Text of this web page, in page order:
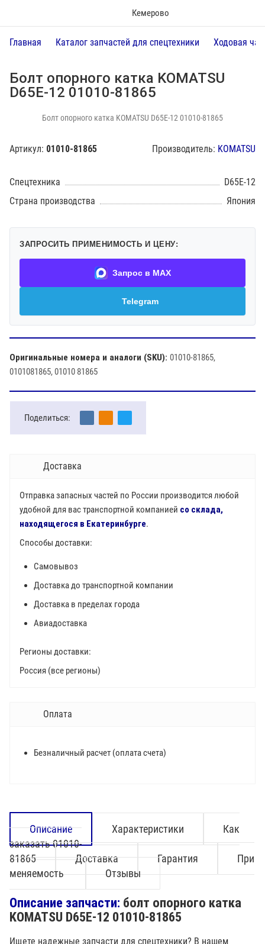
Кемерово
Главная Каталог запчастей для спецтехники Ходовая
Болт опорного катка KOMATSU
D65E-12 01010-81865
Болт опорного катка KOMATSU D65E-12 01010-81865
Артикул: 01010-81865 Производитель: KOMATSU
Спецтехника
D65E-12
Страна производства
Япония
ЗАПРОСИТЬ ПРИМЕНИМОСТЬ И ЦЕНУ:
Запрос в MAX
Telegram
Оригинальные номера и аналоги (SKU): 01010-81865,
0101081865, 01010 81865
Поделиться:
Доставка
Отправка запасных частей по России производится любой
удобной для вас транспортной компанией со склада,
находящегося в Екатеринбурге.
Способы доставки:
Самовывоз
Доставка до транспортной компании
Доставка в пределах города
Авиадоставка
Регионы доставки:
Россия (все регионы)
Оплата
Безналичный расчет (оплата счета)
Описание Характеристики
Как
заказать 01010-
81865
Доставка Гарантия
При
меняемость
Отзывы
Описание запчасти: болт опорного катка
KOMATSU D65E-12 01010-81865
Ищете надежные запчасти для спецтехники? В нашем